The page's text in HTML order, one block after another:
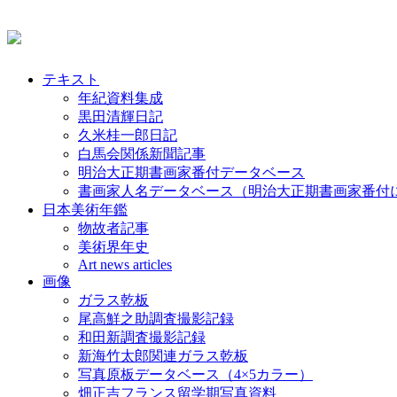
テキスト
年紀資料集成
黒田清輝日記
久米桂一郎日記
白馬会関係新聞記事
明治大正期書画家番付データベース
書画家人名データベース（明治大正期書画家番付
日本美術年鑑
物故者記事
美術界年史
Art news articles
画像
ガラス乾板
尾高鮮之助調査撮影記録
和田新調査撮影記録
新海竹太郎関連ガラス乾板
写真原板データベース（4×5カラー）
畑正吉フランス留学期写真資料